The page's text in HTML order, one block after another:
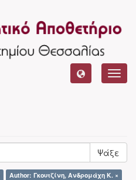
Ψάξε
Author: Γκουτζίνη, Ανδρομάχη Κ. ×